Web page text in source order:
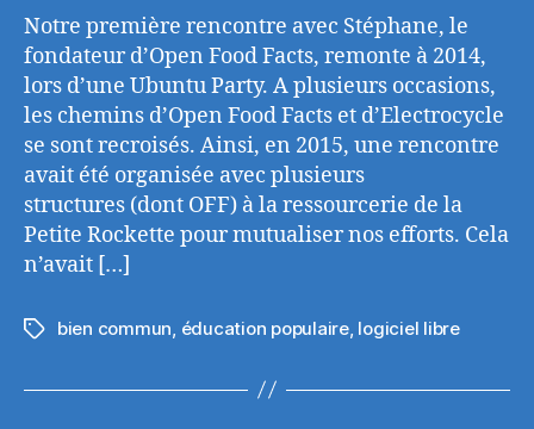
Facts
Notre première rencontre avec Stéphane, le
fondateur d’Open Food Facts, remonte à 2014,
lors d’une Ubuntu Party. A plusieurs occasions,
les chemins d’Open Food Facts et d’Electrocycle
se sont recroisés. Ainsi, en 2015, une rencontre
avait été organisée avec plusieurs
structures (dont OFF) à la ressourcerie de la
Petite Rockette pour mutualiser nos efforts. Cela
n’avait […]
Étiquettes
bien commun éducation populaire, logiciel libre